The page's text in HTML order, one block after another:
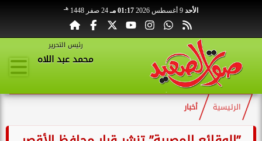
الأحد 01:17 مـ 24 صفر 1448 هـ
رئيس التحرير
محمد عبد اللاه
الرئيسية أخبار